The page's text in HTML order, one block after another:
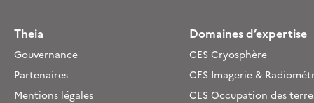
Theia
Gouvernance
Partenaires
Mentions légales
Domaines d’expertise
CES Cryosphère
CES Imagerie &
CES Occupation des